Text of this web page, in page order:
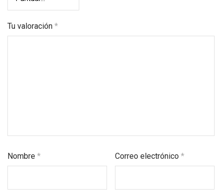
Tu valoración *
Nombre * Correo electrónico*